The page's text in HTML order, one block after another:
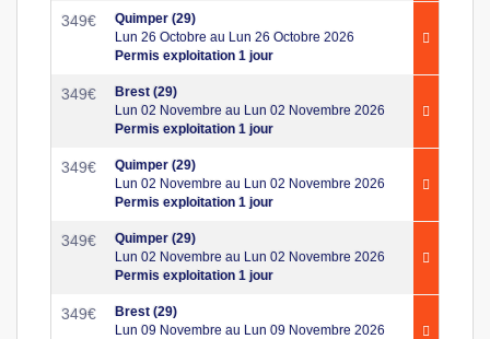
349€
Quimper (29)
Lun 26 Octobre au Lun 26 Octobre 2026
Permis exploitation 1 jour
349€
Brest (29)
Lun 02 Novembre au Lun 02 Novembre 2026
Permis exploitation 1 jour
349€
Quimper (29)
Lun 02 Novembre au Lun 02 Novembre 2026
Permis exploitation 1 jour
349€
Quimper (29)
Lun 02 Novembre au Lun 02 Novembre 2026
Permis exploitation 1 jour
349€
Brest (29)
Lun 09 Novembre au Lun 09 Novembre 2026